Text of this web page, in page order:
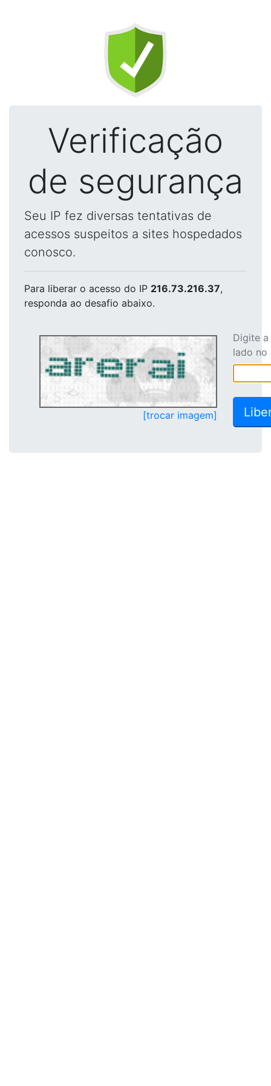
Verificação
de segurança
Seu IP fez diversas tentativas de
acessos suspeitos a sites hospedados
conosco.
Para liberar o acesso do IP 216.73.216.37,
responda ao desafio abaixo.
[trocar imagem]
Digite
lado no